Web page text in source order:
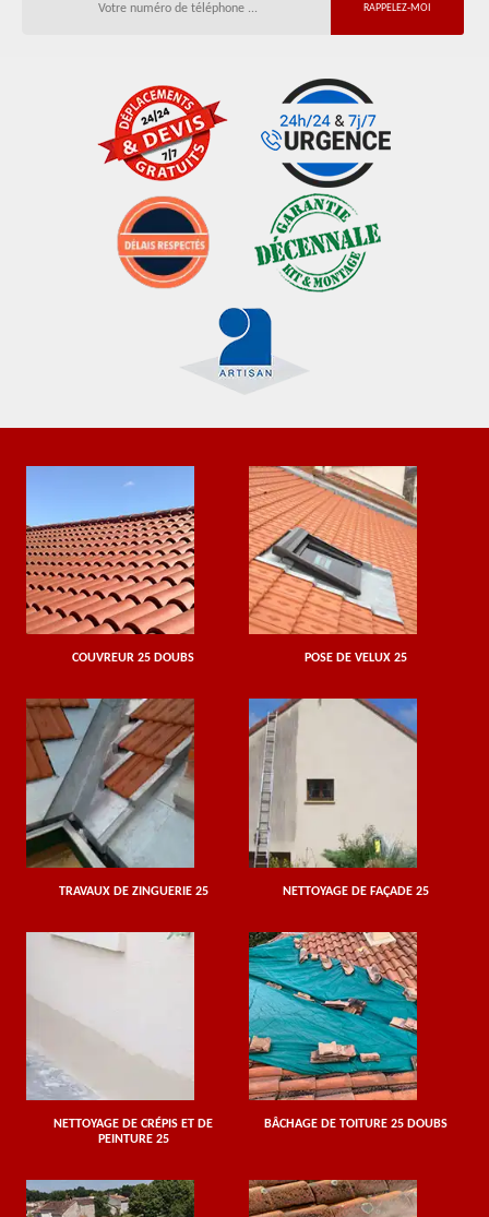
COUVREUR 25 DOUBS POSE DE VELUX 25
TRAVAUX DE ZINGUERIE 25 NETTOYAGE DE FAÇADE 25
NETTOYAGE DE CRÉPIS ET DE
PEINTURE 25
BÂCHAGE DE TOITURE 25 DOUBS